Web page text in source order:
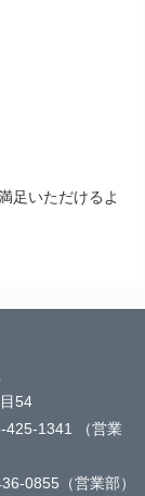
足いただけるよ
54
425-1341 （営業
0855（営業部）